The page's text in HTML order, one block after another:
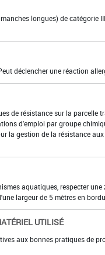
longues) de catégorie
déclencher une réaction
de résistance sur la parcelle
d'emploi par groupe
la gestion de la résistance
aquatiques, respecter
largeur de 5 mètres en
UTILISÉ
aux bonnes pratiques de